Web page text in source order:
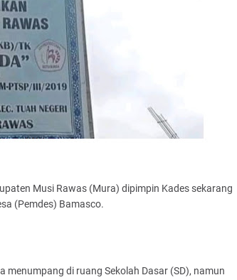
Musi Rawas (Mura) dipimpin Kades sekarang
(Pemdes) Bamasco.
di ruang Sekolah Dasar (SD), namun